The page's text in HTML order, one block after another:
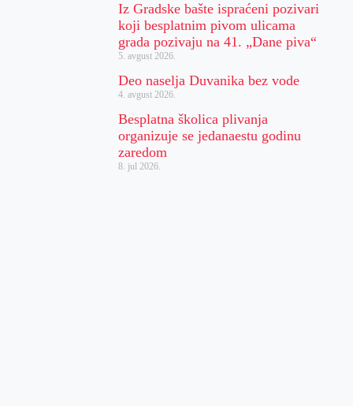
Iz Gradske bašte ispraćeni pozivari
koji besplatnim pivom ulicama
grada pozivaju na 41. „Dane piva“
5. avgust 2026.
Deo naselja Duvanika bez vode
4. avgust 2026.
Besplatna školica plivanja
organizuje se jedanaestu godinu
zaredom
8. jul 2026.